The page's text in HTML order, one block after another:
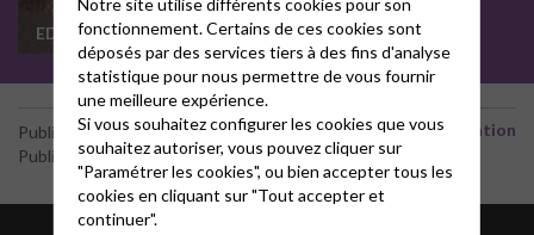
EDITION N° 145
Publié le 8 mars 2026
Publié par le webmaster
Communication
fonctionnement. Certains de ces cookies sont
déposés par des services tiers à des fins d'analyse
statistique pour nous permettre de vous fournir
une meilleure expérience.
Si vous souhaitez configurer les cookies que vous
souhaitez autoriser, vous pouvez cliquer sur
"Paramétrer les cookies", ou bien accepter tous les
cookies en cliquant sur "Tout accepter et
continuer".